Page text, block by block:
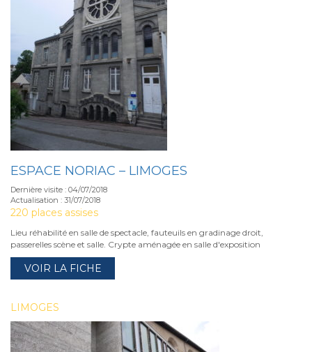
ESPACE NORIAC – LIMOGES
Dernière visite : 04/07/2018
Actualisation : 31/07/2018
220 places assises
Lieu réhabilité en salle de spectacle, fauteuils en gradinage droit,
passerelles scène et salle. Crypte aménagée en salle d'exposition
VOIR LA FICHE
LIMOGES